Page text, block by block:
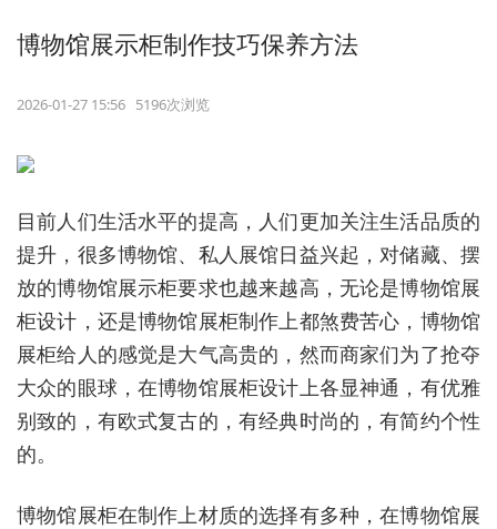
博物馆展示柜制作技巧保养方法
2026-01-27 15:56 5196次浏览
目前人们生活水平的提高，人们更加关注生活品质的
提升，很多博物馆、私人展馆日益兴起，对储藏、摆
放的博物馆展示柜要求也越来越高，无论是博物馆展
柜设计，还是博物馆展柜制作上都煞费苦心，博物馆
展柜给人的感觉是大气高贵的，然而商家们为了抢夺
大众的眼球，在博物馆展柜设计上各显神通，有优雅
别致的，有欧式复古的，有经典时尚的，有简约个性
的。
博物馆展柜在制作上材质的选择有多种，在博物馆展